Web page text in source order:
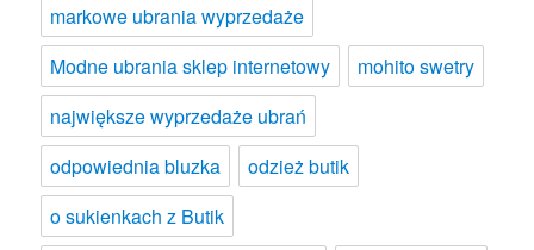
markowe ubrania wyprzedaże
Modne ubrania sklep internetowy
mohito swetry
największe wyprzedaże ubrań
odpowiednia bluzka
odzież butik
o sukienkach z Butik